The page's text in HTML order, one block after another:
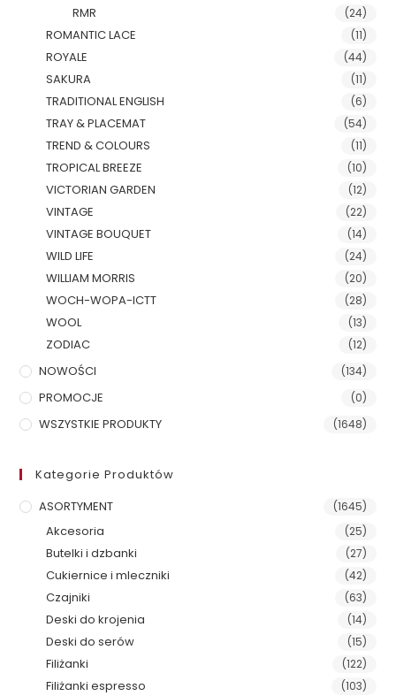
RMR (24)
ROMANTIC LACE (11)
ROYALE (44)
SAKURA (11)
TRADITIONAL ENGLISH (6)
TRAY & PLACEMAT (54)
TREND & COLOURS (11)
TROPICAL BREEZE (10)
VICTORIAN GARDEN (12)
VINTAGE (22)
VINTAGE BOUQUET (14)
WILD LIFE (24)
WILLIAM MORRIS (20)
WOCH-WOPA-ICTT (28)
WOOL (13)
ZODIAC (12)
NOWOŚCI (134)
PROMOCJE (0)
WSZYSTKIE PRODUKTY (1648)
Kategorie Produktów
ASORTYMENT
(1645)
Akcesoria (25)
Butelki i dzbanki (27)
Cukiernice i mleczniki (42)
Czajniki (63)
Deski do krojenia (14)
Deski do serów (15)
Filiżanki (122)
Filiżanki espresso (103)